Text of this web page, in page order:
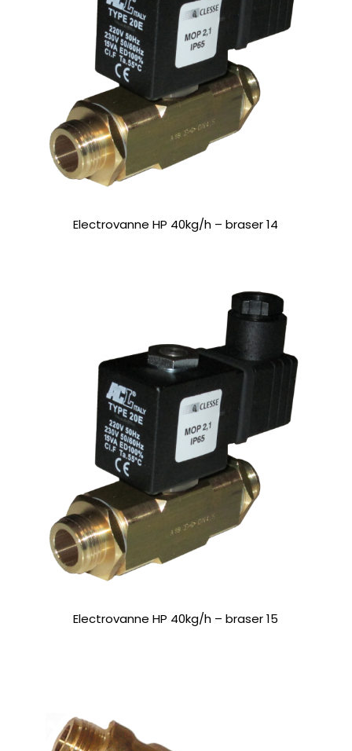
Electrovanne HP 40kg/h – braser 14
Electrovanne HP 40kg/h – braser 15